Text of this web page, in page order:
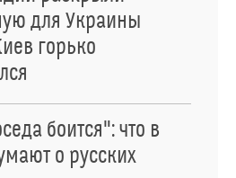
для Украины
горько
боится": что в
о русских